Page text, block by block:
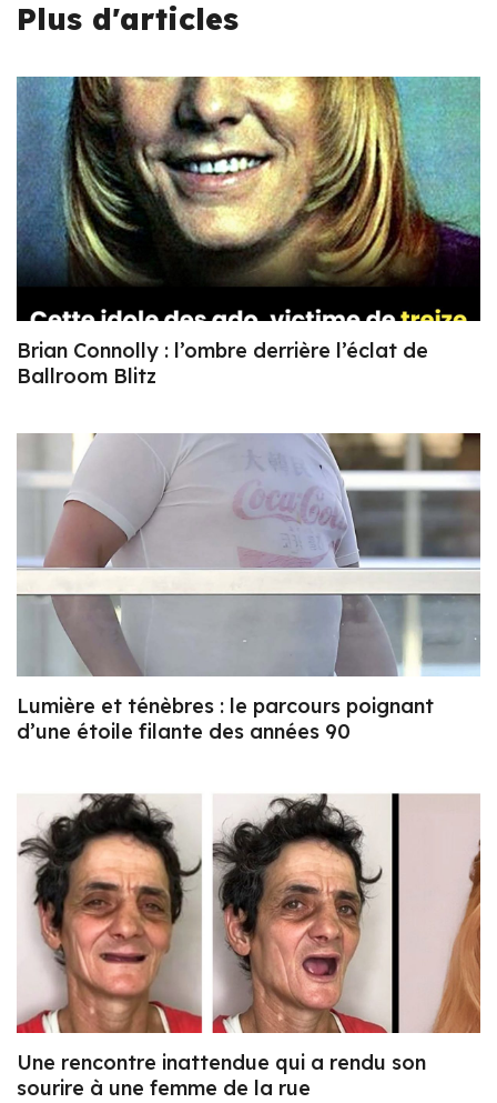
Plus d'articles
Brian Connolly : l’ombre derrière l’éclat de
Ballroom Blitz
Lumière et ténèbres : le parcours poignant
d’une étoile filante des années 90
Une rencontre inattendue qui a rendu son
sourire à une femme de la rue